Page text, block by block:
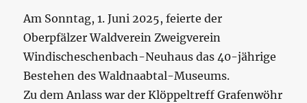
Am Sonntag, 1. Juni 2025, feierte der
Oberpfälzer Waldverein Zweigverein
Windischeschenbach-Neuhaus das 40-jährige
Bestehen des Waldnaabtal-Museums.
Zu dem Anlass war der Klöppeltreff Grafenwöhr